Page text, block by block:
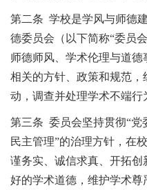
第二条 学校是学风与师德
德委员会（以下简称“委员
师德师风、学术伦理与道
相关的方针、政策和规范
动，调查并处理学术不端行
第三条 委员会坚持贯彻“党
民主管理”的治理方针，在
谨务实、诚信求真、开拓创
好的学术道德，维护学术尊